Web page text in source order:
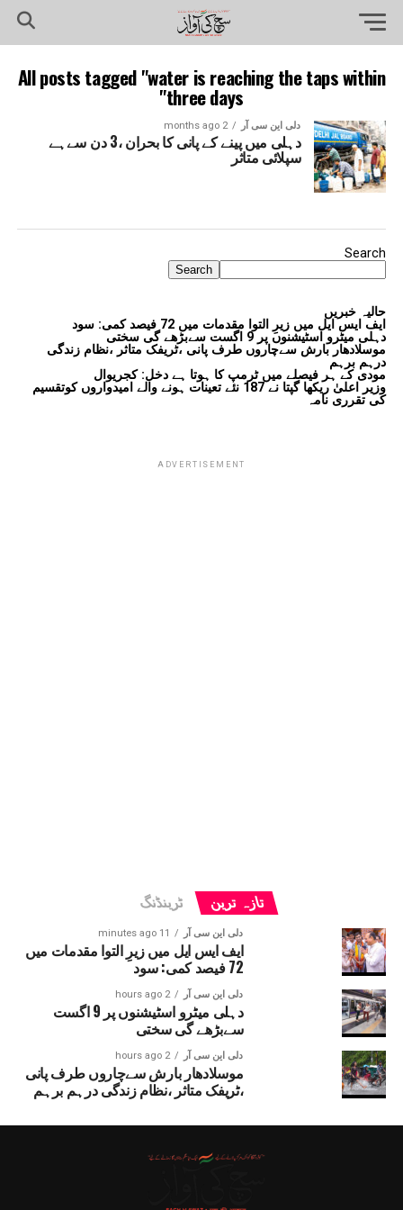
All posts tagged "water is reaching the taps within
three days"
دلی این سی آر 2 months ago
دہلی میں پینے کے پانی کا بحران ،3 دن سےہے
سپلائی متاثر
Search
Search
حالیہ خبریں
ایف ایس ایل میں زیرِ التوا مقدمات میں 72 فیصد کمی: سود
دہلی میٹرو اسٹیشنوں پر 9 اگست سےبڑھے گی سختی
موسلادھار بارش سےچاروں طرف پانی ،ٹریفک متاثر ،نظام زندگی
درہم برہم
مودی کے ہر فیصلے میں ٹرمپ کا ہوتا ہے دخل: کجریوال
وزیر اعلیٰ ریکھا گپتا نے 187 نئے تعینات ہونے والے امیدواروں کوتقسیم
کی تقرری نامہ
ADVERTISEMENT
تازہ ترین ٹرینڈنگ
دلی این سی آر 11 minutes ago
ایف ایس ایل میں زیرِ التوا مقدمات میں
72 فیصد کمی: سود
دلی این سی آر 2 hours ago
دہلی میٹرو اسٹیشنوں پر 9 اگست
سےبڑھے گی سختی
دلی این سی آر 2 hours ago
موسلادھار بارش سےچاروں طرف پانی
،ٹریفک متاثر ،نظام زندگی درہم برہم